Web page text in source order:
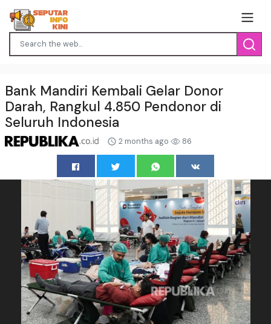
Bank Mandiri Kembali Gelar Donor
Darah, Rangkul 4.850 Pendonor di
Seluruh Indonesia
2 months ago 86